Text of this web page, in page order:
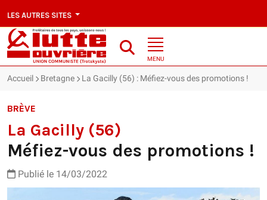
LES AUTRES SITES
MENU
Accueil Bretagne La Gacilly (56) : Méfiez-vous des promotions !
BRÈVE
La Gacilly (56)
Méfiez-vous des promotions !
Publié le 14/03/2022